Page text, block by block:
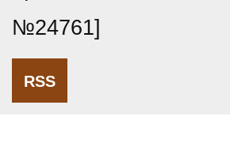
№24761]
RSS